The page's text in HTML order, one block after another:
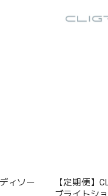
ィソー
【定期便】